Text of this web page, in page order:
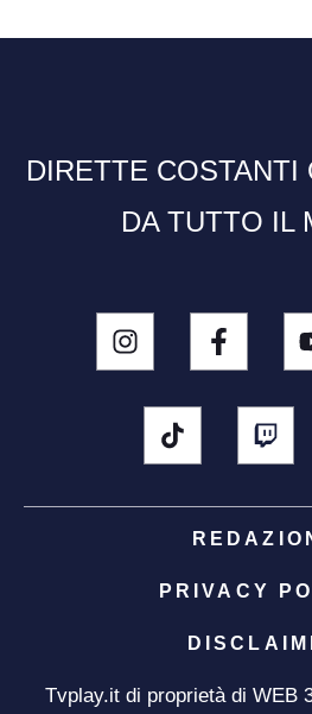
DIRETTE COSTANTI
DA TUTTO IL
PRIVACY
Tvplay.it di proprietà di WEB